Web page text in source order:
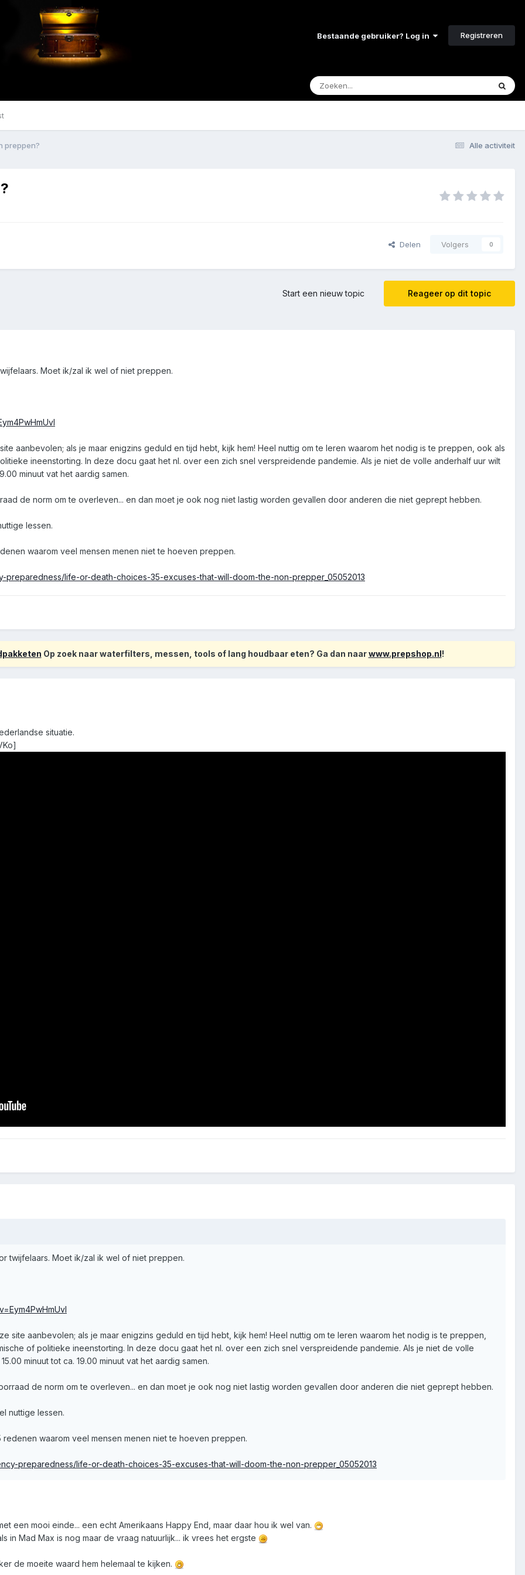
Bestaande gebruiker? Log in Registreren
Alle activiteit
preppen?
Delen Volgers 0
Reageer op dit topic
Start een nieuw topic
Moet ik/zal ik wel of niet preppen.
aanbevolen; als je maar enigzins geduld en tijd hebt, kijk hem! Heel nuttig om te leren waarom het nodig is te preppen, ook als
ineenstorting. In deze docu gaat het nl. over een zich snel verspreidende pandemie. Als je niet de volle anderhalf uur wilt
minuut vat het aardig samen.
de norm om te overleven... en dan moet je ook nog niet lastig worden gevallen door anderen die niet geprept hebben.
lessen.
waarom veel mensen menen niet te hoeven preppen.
preparedness/life-or-death-choices-35-excuses-that-will-doom-the-non-prepper_05052013
Op zoek naar waterfilters, messen, tools of lang houdbaar eten? Ga dan naarwww.prepshop.nl!
situatie.
twijfelaars. Moet ik/zal ik wel of niet preppen.
site aanbevolen; als je maar enigzins geduld en tijd hebt, kijk hem! Heel nuttig om te leren waarom het nodig is te preppen,
of politieke ineenstorting. In deze docu gaat het nl. over een zich snel verspreidende pandemie. Als je niet de volle
minuut tot ca. 19.00 minuut vat het aardig samen.
de norm om te overleven... en dan moet je ook nog niet lastig worden gevallen door anderen die niet geprept hebben.
nuttige lessen.
redenen waarom veel mensen menen niet te hoeven preppen.
preparedness/life-or-death-choices-35-excuses-that-will-doom-the-non-prepper_05052013
een mooi einde... een echt Amerikaans Happy End, maar daar hou ik wel van.
in Mad Max is nog maar de vraag natuurlijk... ik vrees het ergste
de moeite waard hem helemaal te kijken.